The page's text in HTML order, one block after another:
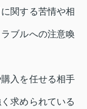
関する苦情や相
ブルへの注意喚
入を任せる相手
求められている